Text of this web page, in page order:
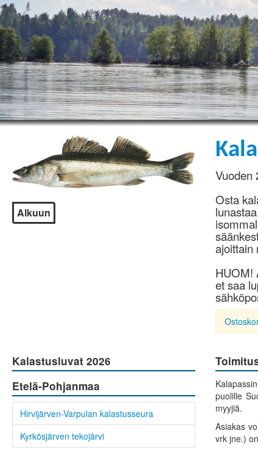
Alkuun
Osta
ajoittain
HUOM!
et saa
Kalastusluvat 2026
Etelä-Pohjanmaa
Hirvijärven-Varpulan kalastusseura
Kyrkösjärven tekojärvi
puolille
myyjiä.
Asiakas
vrk jne.)